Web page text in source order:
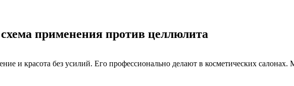
применения против целлюлита
и красота без усилий. Его профессионально делают в косметических